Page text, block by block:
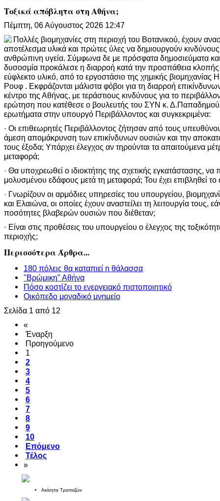
Τοξικά απόβλητα στη Αθήνα;
Πέμπτη, 06 Αύγουστος 2026 12:47
Πολλές βιομηχανίες στη περιοχή του Βοτανικού, έχουν
αποτέλεσμα υλικά και πρώτες ύλες να δημιουργούν κινδύνους
ανθρώπινη υγεία. Σύμφωνα δε με πρόσφατα δημοσιεύματα
δυσοσμία προκάλεσε η διαρροή κατά την προσπάθεια κλοπής
εύφλεκτο υλικό, από το εργοστάσιο της χημικής βιομηχανίας
Ρουφ . Εκφράζονται μάλιστα φόβοι για τη διαρροή
κέντρο της Αθήνας, με τεράστιους κινδύνους για το
ερώτηση που κατέθεσε ο βουλευτής του ΣΥΝ κ.
ερωτήματα στην υπουργό Περιβάλλοντος και συγκεκριμένα:
· Οι επιθεωρητές Περιβάλλοντος ζήτησαν από τους
άμεση απομάκρυνση των επικίνδυνων ουσιών και την
τους έξοδα; Υπάρχει έλεγχος αν τηρούνται τα απαιτούμενα
μεταφορά;
· Θα υποχρεωθεί ο ιδιοκτήτης της σχετικής εγκατάστασης, να
μολυσμένου εδάφους μετά τη μεταφορά; Του έχει επιβληθεί
· Γνωρίζουν οι αρμόδιες υπηρεσίες του υπουργείου,
και Ελαιώνα, οι οποίες έχουν αναστείλει τη λειτουργία τους,
ποσότητες βλαβερών ουσιών που διέθεταν;
· Είναι στις προθέσεις του υπουργείου ο έλεγχος της
περιοχής;
Περισσότερα Άρθρα...
180 πόλεις θα καταπιεί η θάλασσα
"Βρώμικη" Αθήνα
Πόσο κοστίζει το ενεργειακό πιστοποιητικό
Οικόπεδο μοναδικό μνημείο
Σελίδα 1 από 12
«
Έναρξη
Προηγούμενο
1
2
3
4
5
6
7
8
9
10
Επόμενο
Τέλος
»
Ακίνητα Τραπεζών